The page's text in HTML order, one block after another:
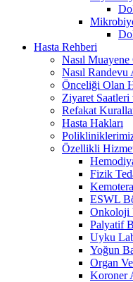
Hasta Rehberi
Nasıl
Nasıl
Önceliği Olan
Ziyaret Saatleri
Refakat
Hasta Hakları
Özellikli
Fizik
ESWL
Onkoloji
Palyatif
Uyku
Yoğun
Organ
Koroner